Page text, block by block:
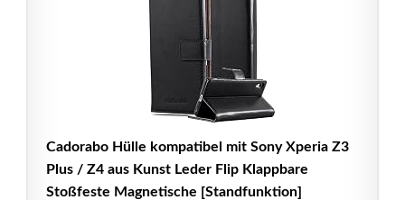
Cadorabo Hülle kompatibel mit Sony Xperia Z3
Plus / Z4 aus Kunst Leder Flip Klappbare
Stoßfeste Magnetische [Standfunktion]